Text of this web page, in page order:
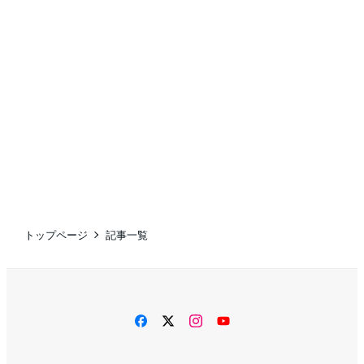
トップページ 記事一覧
facebooktwitterinstagram
YouTube